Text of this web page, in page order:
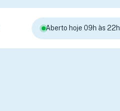
Aberto hoje 09h às 22h